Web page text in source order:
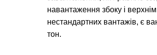
навантаження збоку і
нестандартних вантажів, є
тон.